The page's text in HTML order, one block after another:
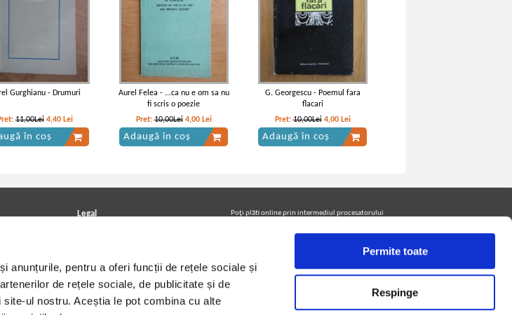
anunțurile, pentru a oferi funcții de rețele sociale și
de rețele sociale, de publicitate și de
ul nostru. Aceștia le pot combina cu alte
Permite toate
Respinge
Gurghianu - Drumuri
11,00Lei 4,40 Lei
în coș
Aurel Felea - ...ca nu e om sa nu
fi scris o poezie
Pret:10,00Lei 4,00 Lei
Adaugă în coș
G. Georgescu - Poemul fara
flacari
Pret:10,00Lei 4,00 Lei
Adaugă în coș
Legal
Termeni si conditii
Utilizare cookie-uri
Poţi plăti online prin intermediul procesatorului
Urmăreşte-ne pe facebook pentru a fi la curent cu